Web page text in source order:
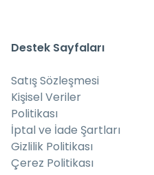
Destek Sayfaları
Satış Sözleşmesi
Kişisel Veriler
Politikası
İptal ve İade Şartları
Gizlilik Politikası
Çerez Politikası